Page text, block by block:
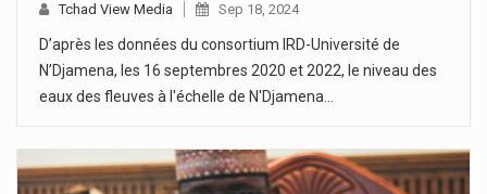
Tchad View Media Sep 18, 2024
D’après les données du consortium IRD-Université de
N’Djamena, les 16 septembres 2020 et 2022, le niveau des
eaux des fleuves à l'échelle de N'Djamena…